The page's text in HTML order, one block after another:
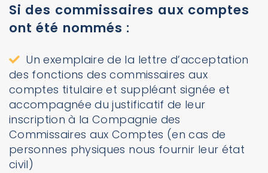
Si des commissaires aux comptes
ont été nommés :
Un exemplaire de la lettre d’acceptation
des fonctions des commissaires aux
comptes titulaire et suppléant signée et
accompagnée du justificatif de leur
inscription à la Compagnie des
Commissaires aux Comptes (en cas de
personnes physiques nous fournir leur état
civil)